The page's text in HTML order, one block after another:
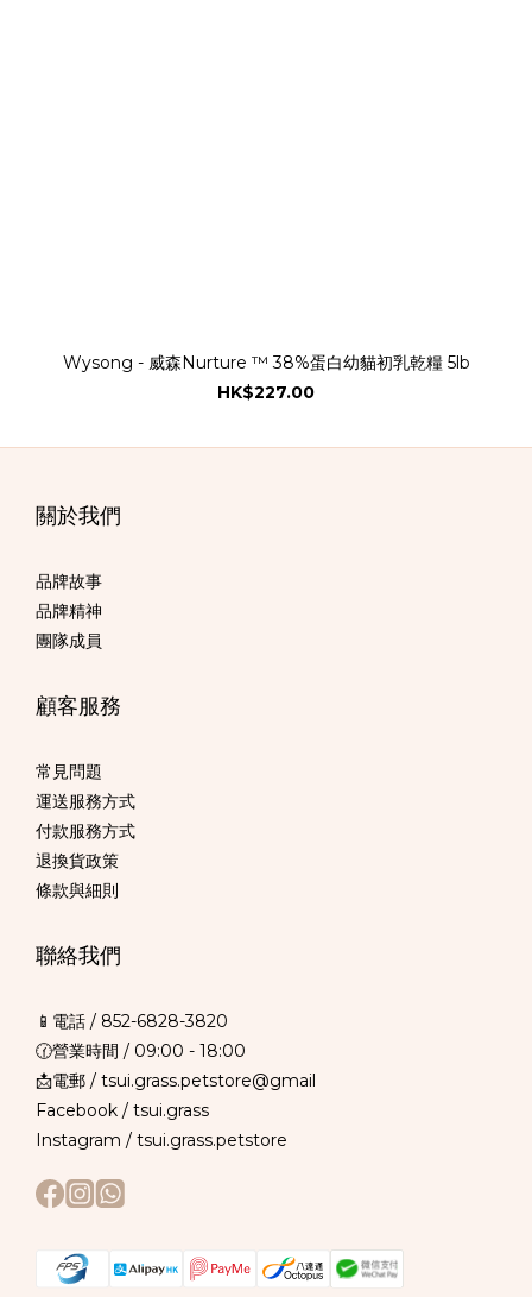
Wysong - 威森Nurture ™ 38%蛋白幼貓初乳乾糧 5lb
HK$227.00
關於我們
品牌故事
品牌精神
團隊成員
顧客服務
常見問題
運送服務方式
付款服務方式
退換貨政策
條款與細則
聯絡我們
📱電話 / 852-6828-3820
🕜營業時間 / 09:00 - 18:00
📩電郵 / tsui.grass.petstore@gmail
Facebook / tsui.grass
Instagram / tsui.grass.petstore